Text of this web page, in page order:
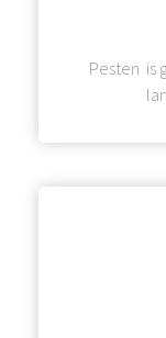
Pesten is